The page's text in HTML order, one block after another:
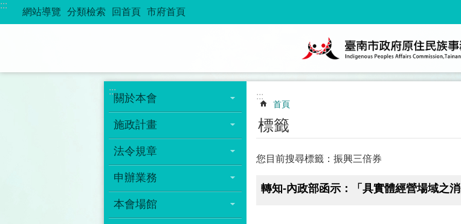
跳到主要內容區塊
:::
網站導覽 分類檢索 回首頁 市府首頁
:::
關於本會
施政計畫
法令規章
申辦業務
本會場館
:::
首頁
標籤
您目前搜尋標籤：振興三倍券